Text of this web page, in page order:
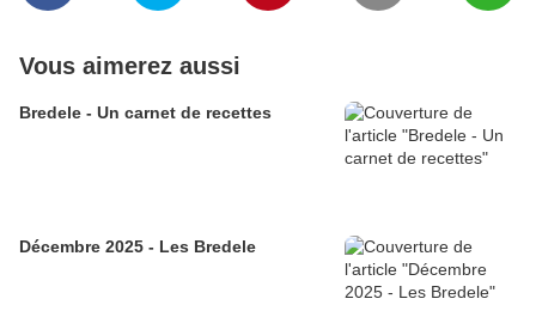
Vous aimerez aussi
Bredele - Un carnet de recettes
Décembre 2025 - Les Bredele